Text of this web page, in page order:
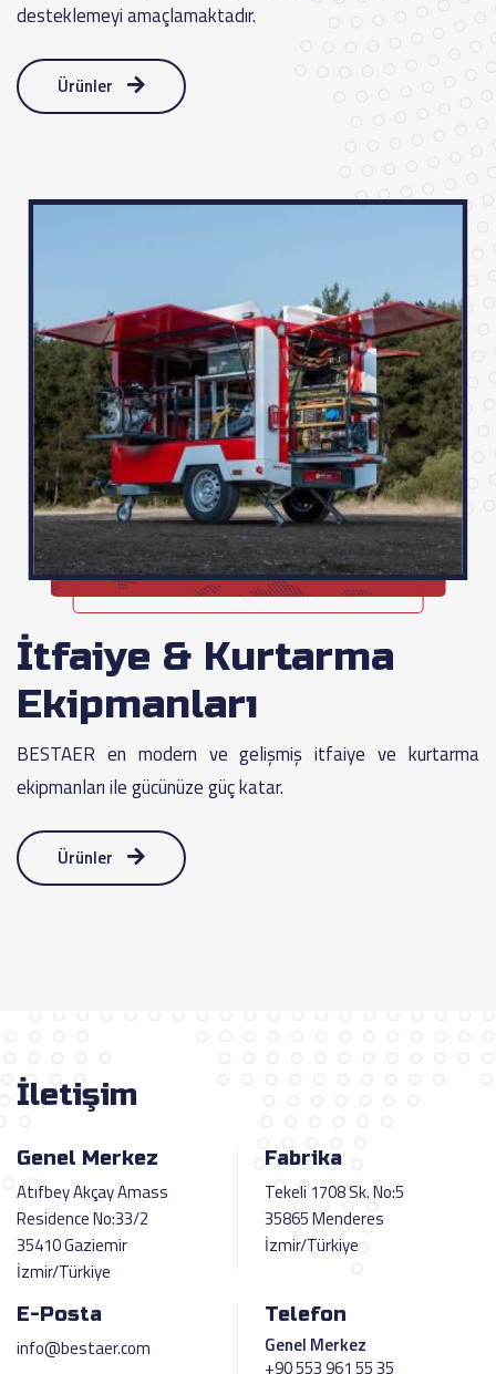
desteklemeyi amaçlamaktadır.
Ürünler
İtfaiye & Kurtarma
Ekipmanları
BESTAER en modern ve gelişmiş itfaiye ve kurtarma
ekipmanları ile gücünüze güç katar.
Ürünler
İletişim
Genel Merkez
Atıfbey Akçay Amass
Residence No:33/2
35410 Gaziemir
İzmir/Türkiye
Fabrika
Tekeli 1708 Sk. No:5
35865 Menderes
İzmir/Türkiye
E-Posta
info@bestaer.com
Telefon
Genel Merkez
+90 553 961 55 35